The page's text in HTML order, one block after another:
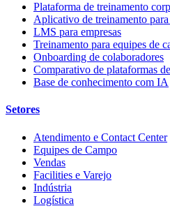
Plataforma de treinamento
Aplicativo de treinamento
LMS para empresas
Treinamento para equipes de
Onboarding de colaboradores
Comparativo de plataformas
Base de conhecimento com IA
Setores
Atendimento e Contact Center
Equipes de Campo
Vendas
Facilities e Varejo
Indústria
Logística